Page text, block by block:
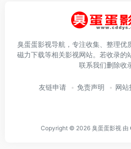
臭蛋蛋影视导航，专注收集、整理优
磁力下载等相关影视网站。若收录的
联系我们删除收
友链申请 免责声明 网站
Copyright © 2026 臭蛋蛋影视 由